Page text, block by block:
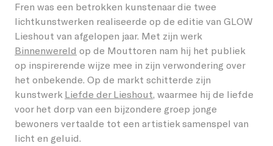
Vorige edities
Oirschot
Veldhoven
Word host
Onze partners en vrienden
Giften/ANBI
Bedrijven
Kinderen
Omwonenden
Vrijwilligers
Creatieven
Over GLOW
Over het Festival
Stichting GLOW
Vorige edities
Nieuws
EN
Fren was een betrokken kunstenaar die twee
lichtkunstwerken realiseerde op de editie van GLOW
Lieshout van afgelopen jaar. Met zijn werk
Binnenwereld op de Mouttoren nam hij het publiek
op inspirerende wijze mee in zijn verwondering over
het onbekende. Op de markt schitterde zijn
kunstwerk Liefde der Lieshout, waarmee hij de liefde
voor het dorp van een bijzondere groep jonge
bewoners vertaalde tot een artistiek samenspel van
licht en geluid.